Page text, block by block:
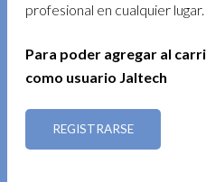
profesional en cualquier lugar.
Para poder agregar al
como usuario Jaltech
REGISTRARSE